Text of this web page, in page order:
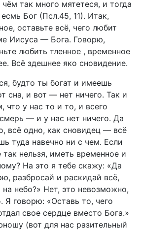
так много мятетеся, и тогда
Бог (Псл.45, 11). Итак,
оставьте всё, чего любит
Иисуса — Бога. Говорю,
любить тленное , временное
Всё здешнее яко сновидение.
будто ты богат и имеешь
сна, и вот — нет ничего. Так и
у нас то и то, и всего
— и у нас нет ничего. Да
всё одно, как сновидец — всё
туда навечно ни с чем. Если
нельзя, иметь временное и
На это я тебе скажу: «Да
разбросай и раскидай всё,
небо?» Нет, это невозможно,
Я говорю: «Оставь то, чего
свое сердце вместо Бога.»
(вот для нас разительный